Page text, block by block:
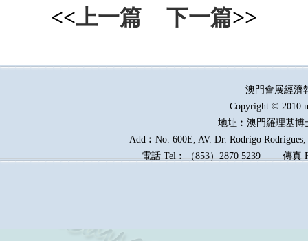
<<上一篇 下一篇>>
澳門會展經
Copyright © 2010
地址︰澳門羅理基博
Add︰No. 600E, AV. Dr. Rodrigo
電話 Tel︰（853）2870 5239傳真